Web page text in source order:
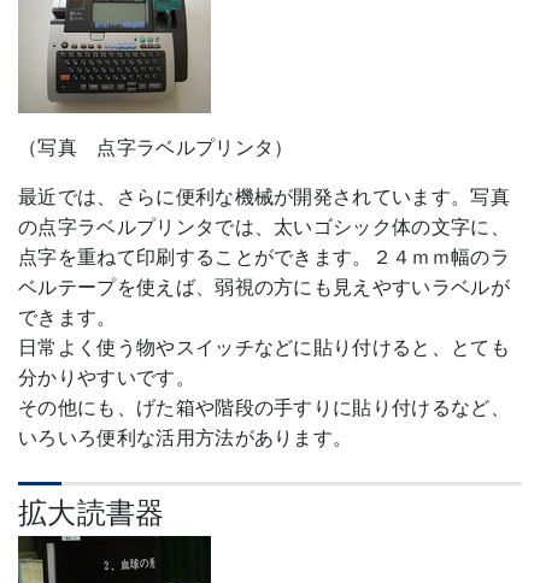
（写真 点字ラベルプリンタ）
最近では、さらに便利な機械が開発されています。写真
の点字ラベルプリンタでは、太いゴシック体の文字に、
点字を重ねて印刷することができます。２４ｍｍ幅のラ
ベルテープを使えば、弱視の方にも見えやすいラベルが
できます。
日常よく使う物やスイッチなどに貼り付けると、とても
分かりやすいです。
その他にも、げた箱や階段の手すりに貼り付けるなど、
いろいろ便利な活用方法があります。
拡大読書器